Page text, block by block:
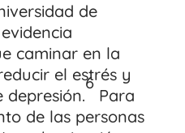
de
caminar en la
el estrés y
depresión.
6
Para
de las personas